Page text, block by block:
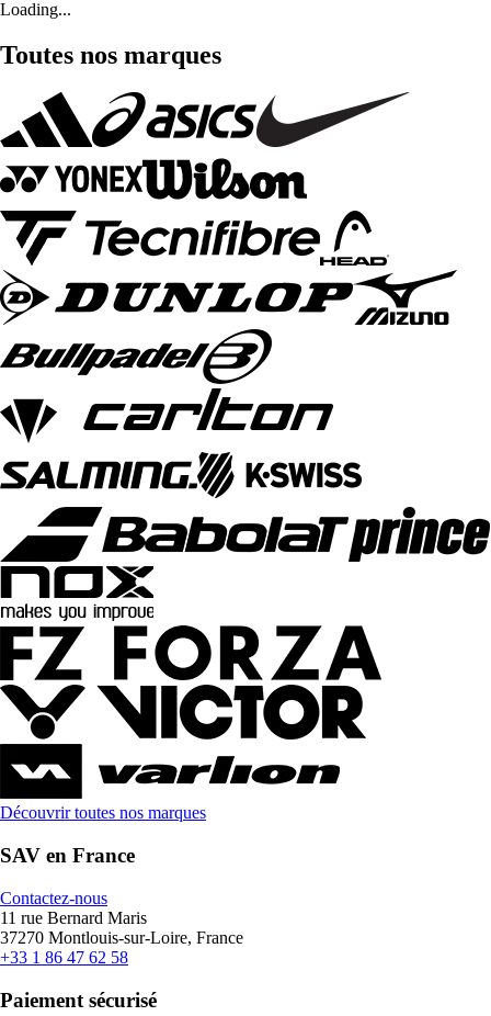
Loading...
Toutes nos marques
Découvrir toutes nos marques
SAV en France
Contactez-nous
11 rue Bernard Maris
37270 Montlouis-sur-Loire, France
+33 1 86 47 62 58
Paiement sécurisé